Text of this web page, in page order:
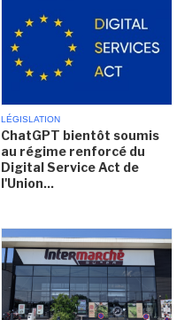
LÉGISLATION
ChatGPT bientôt soumis
au régime renforcé du
Digital Service Act de
l'Union...